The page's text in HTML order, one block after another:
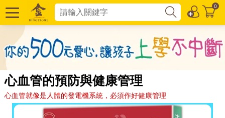
0
心血管的預防與健康管理
心血管就像是人體的發電機系統，必須作好健康管理